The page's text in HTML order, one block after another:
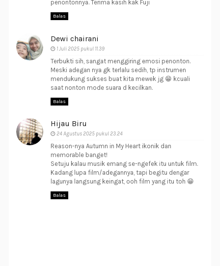
penontonnya. Terima kasih kak Fuji
Balas
Dewi chairani
1 Juli 2025 pukul 11.39
Terbukti sih, sangat menggiring emosi penonton.
Meski adegan nya gk terlalu sedih, tp instrumen
mendukung sukses buat kita mewek jg 😁 kcuali
saat nonton mode suara d kecilkan.
Balas
Hijau Biru
24 Agustus 2025 pukul 23.24
Reason-nya Autumn in My Heart ikonik dan
memorable banget!
Setuju kalau musik emang se-ngefek itu untuk film.
Kadang lupa film/adegannya, tapi begitu dengar
lagunya langsung keingat, ooh film yang itu toh 😁
Balas